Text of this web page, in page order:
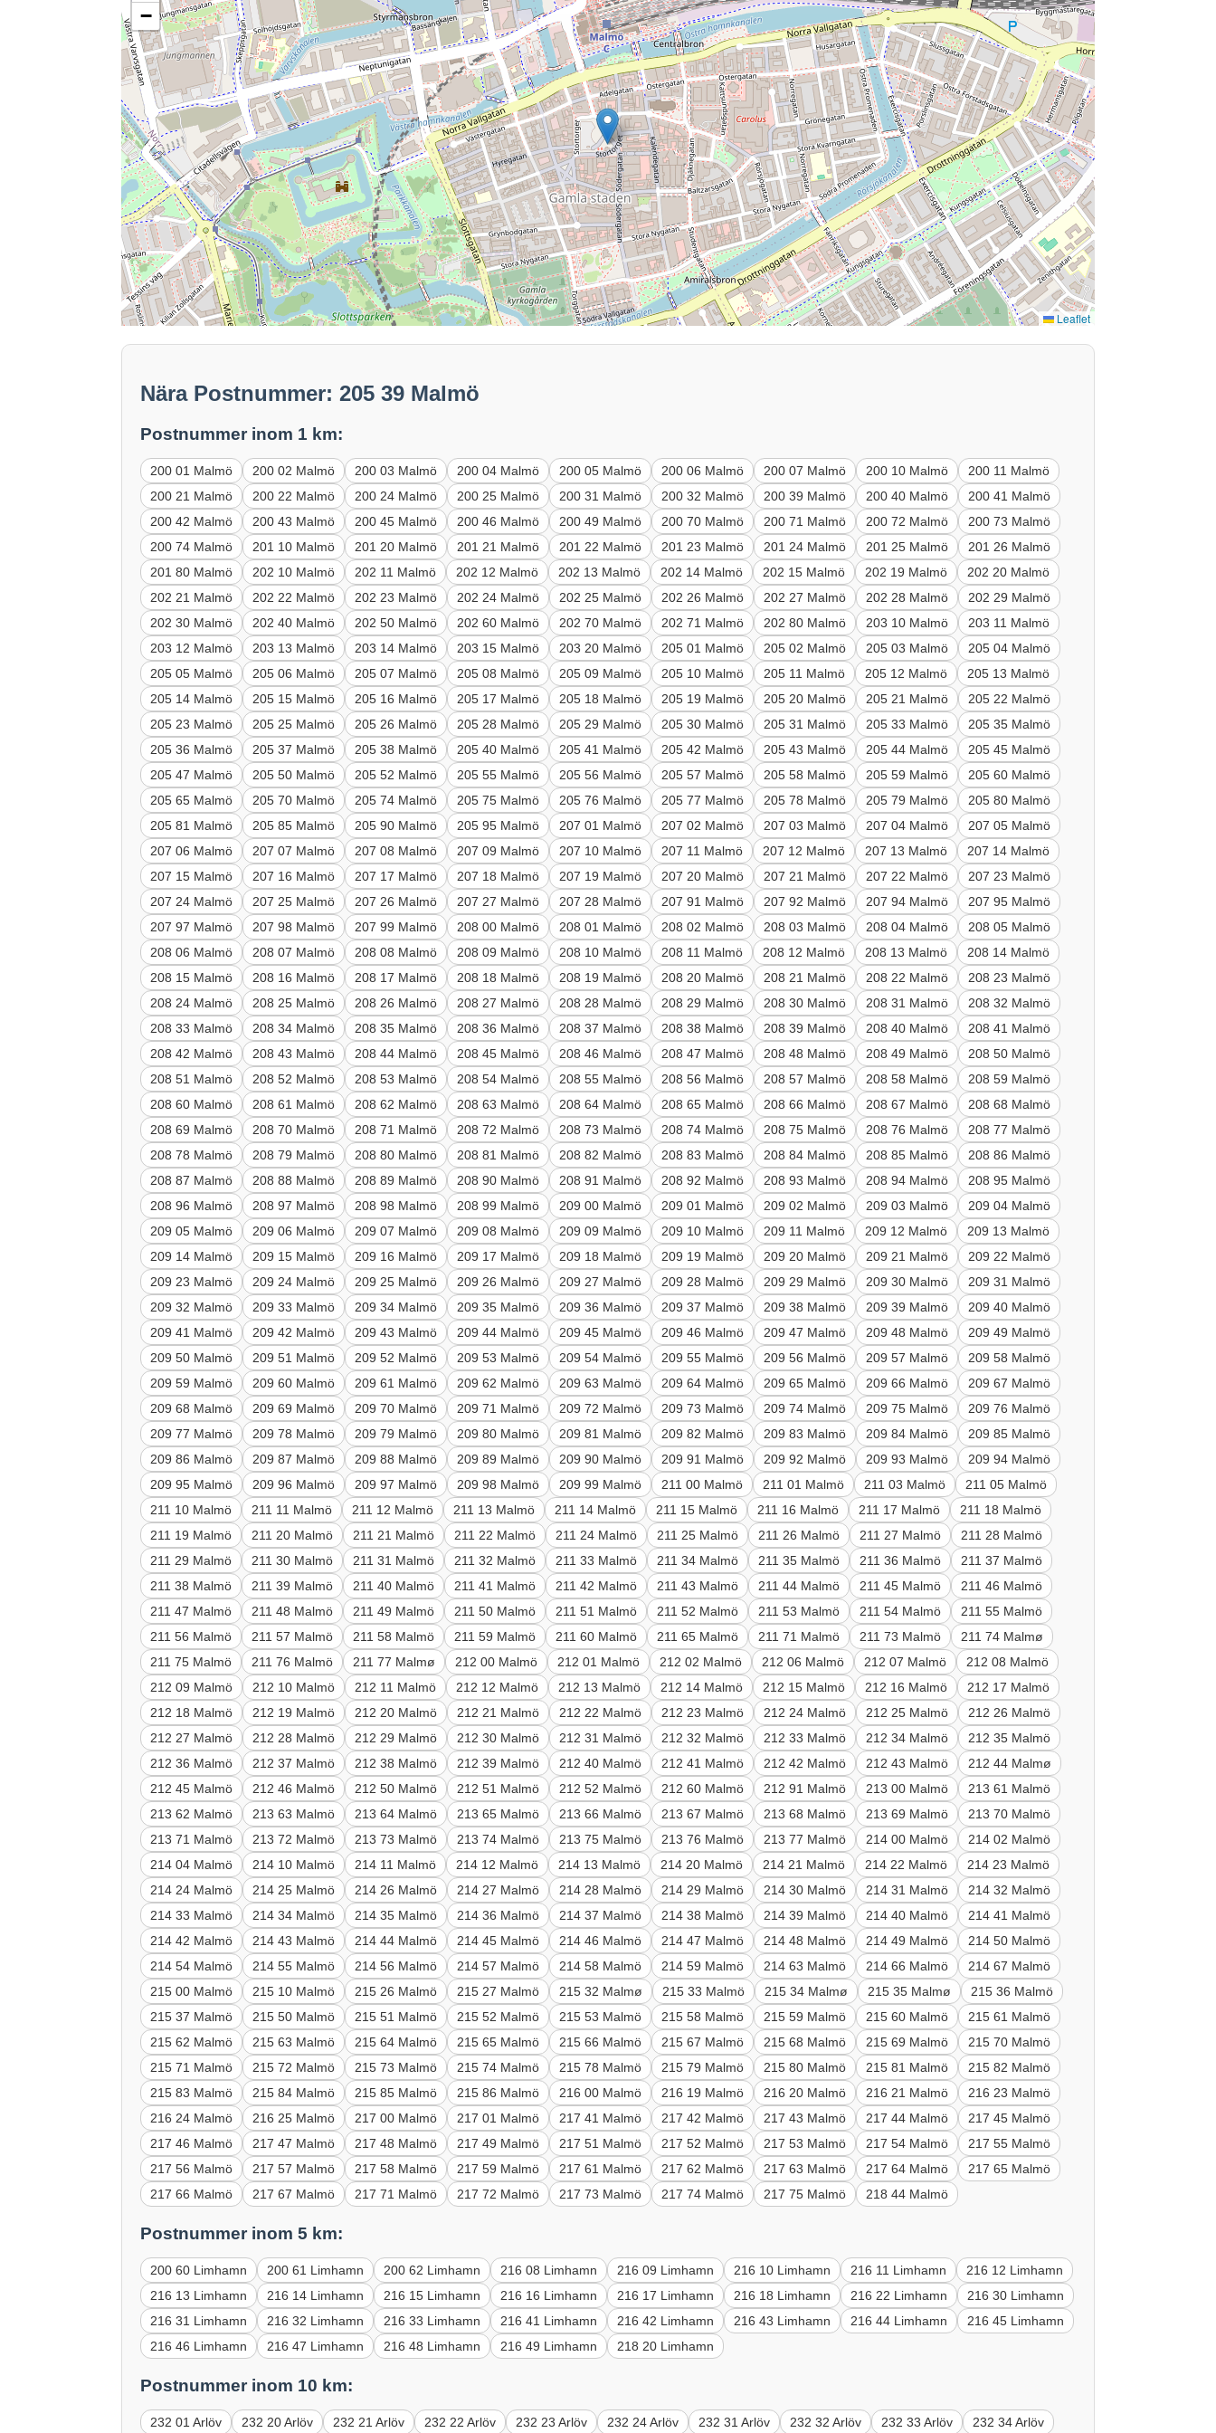
−
Leaflet
Nära Postnummer: 205 39 Malmö
Postnummer inom 1 km:
200 01 Malmö 200 02 Malmö 200 03 Malmö 200 04 Malmö 200 05 Malmö 200 06 Malmö 200 07 Malmö 200 10 Malmö
200 11 Malmö
200 21 Malmö
200 22 Malmö 200 24 Malmö 200 25 Malmö 200 31 Malmö 200 32 Malmö 200 39 Malmö 200 40 Malmö
200 41 Malmö
200 42 Malmö
200 43 Malmö 200 45 Malmö 200 46 Malmö 200 49 Malmö 200 70 Malmö 200 71 Malmö 200 72 Malmö
200 73 Malmö
200 74 Malmö
201 10 Malmö 201 20 Malmö 201 21 Malmö 201 22 Malmö 201 23 Malmö 201 24 Malmö 201 25 Malmö
201 26 Malmö
201 80 Malmö
202 10 Malmö 202 11 Malmö 202 12 Malmö 202 13 Malmö 202 14 Malmö 202 15 Malmö 202 19 Malmö
202 20 Malmö
202 21 Malmö
202 22 Malmö 202 23 Malmö 202 24 Malmö 202 25 Malmö 202 26 Malmö 202 27 Malmö 202 28 Malmö
202 29 Malmö
202 30 Malmö
202 40 Malmö 202 50 Malmö 202 60 Malmö 202 70 Malmö 202 71 Malmö 202 80 Malmö 203 10 Malmö
203 11 Malmö
203 12 Malmö
203 13 Malmö 203 14 Malmö 203 15 Malmö 203 20 Malmö 205 01 Malmö 205 02 Malmö 205 03 Malmö
205 04 Malmö
205 05 Malmö
205 06 Malmö 205 07 Malmö 205 08 Malmö 205 09 Malmö 205 10 Malmö 205 11 Malmö 205 12 Malmö
205 13 Malmö
205 14 Malmö
205 15 Malmö 205 16 Malmö 205 17 Malmö 205 18 Malmö 205 19 Malmö 205 20 Malmö 205 21 Malmö
205 22 Malmö
205 23 Malmö
205 25 Malmö 205 26 Malmö 205 28 Malmö 205 29 Malmö 205 30 Malmö 205 31 Malmö 205 33 Malmö
205 35 Malmö
205 36 Malmö
205 37 Malmö 205 38 Malmö 205 40 Malmö 205 41 Malmö 205 42 Malmö 205 43 Malmö 205 44 Malmö
205 45 Malmö
205 47 Malmö
205 50 Malmö 205 52 Malmö 205 55 Malmö 205 56 Malmö 205 57 Malmö 205 58 Malmö 205 59 Malmö
205 60 Malmö
205 65 Malmö
205 70 Malmö 205 74 Malmö 205 75 Malmö 205 76 Malmö 205 77 Malmö 205 78 Malmö 205 79 Malmö
205 80 Malmö
205 81 Malmö
205 85 Malmö 205 90 Malmö 205 95 Malmö 207 01 Malmö 207 02 Malmö 207 03 Malmö 207 04 Malmö
207 05 Malmö
207 06 Malmö
207 07 Malmö 207 08 Malmö 207 09 Malmö 207 10 Malmö 207 11 Malmö 207 12 Malmö 207 13 Malmö
207 14 Malmö
207 15 Malmö
207 16 Malmö 207 17 Malmö 207 18 Malmö 207 19 Malmö 207 20 Malmö 207 21 Malmö 207 22 Malmö
207 23 Malmö
207 24 Malmö
207 25 Malmö 207 26 Malmö 207 27 Malmö 207 28 Malmö 207 91 Malmö 207 92 Malmö 207 94 Malmö
207 95 Malmö
207 97 Malmö
207 98 Malmö 207 99 Malmö 208 00 Malmö 208 01 Malmö 208 02 Malmö 208 03 Malmö 208 04 Malmö
208 05 Malmö
208 06 Malmö
208 07 Malmö 208 08 Malmö 208 09 Malmö 208 10 Malmö 208 11 Malmö 208 12 Malmö 208 13 Malmö
208 14 Malmö
208 15 Malmö
208 16 Malmö 208 17 Malmö 208 18 Malmö 208 19 Malmö 208 20 Malmö 208 21 Malmö 208 22 Malmö
208 23 Malmö
208 24 Malmö
208 25 Malmö 208 26 Malmö 208 27 Malmö 208 28 Malmö 208 29 Malmö 208 30 Malmö 208 31 Malmö
208 32 Malmö
208 33 Malmö
208 34 Malmö 208 35 Malmö 208 36 Malmö 208 37 Malmö 208 38 Malmö 208 39 Malmö 208 40 Malmö
208 41 Malmö
208 42 Malmö
208 43 Malmö 208 44 Malmö 208 45 Malmö 208 46 Malmö 208 47 Malmö 208 48 Malmö 208 49 Malmö
208 50 Malmö
208 51 Malmö
208 52 Malmö 208 53 Malmö 208 54 Malmö 208 55 Malmö 208 56 Malmö 208 57 Malmö 208 58 Malmö
208 59 Malmö
208 60 Malmö
208 61 Malmö 208 62 Malmö 208 63 Malmö 208 64 Malmö 208 65 Malmö 208 66 Malmö 208 67 Malmö
208 68 Malmö
208 69 Malmö
208 70 Malmö 208 71 Malmö 208 72 Malmö 208 73 Malmö 208 74 Malmö 208 75 Malmö 208 76 Malmö
208 77 Malmö
208 78 Malmö
208 79 Malmö 208 80 Malmö 208 81 Malmö 208 82 Malmö 208 83 Malmö 208 84 Malmö 208 85 Malmö
208 86 Malmö
208 87 Malmö
208 88 Malmö 208 89 Malmö 208 90 Malmö 208 91 Malmö 208 92 Malmö 208 93 Malmö 208 94 Malmö
208 95 Malmö
208 96 Malmö
208 97 Malmö 208 98 Malmö 208 99 Malmö 209 00 Malmö 209 01 Malmö 209 02 Malmö 209 03 Malmö
209 04 Malmö
209 05 Malmö
209 06 Malmö 209 07 Malmö 209 08 Malmö 209 09 Malmö 209 10 Malmö 209 11 Malmö 209 12 Malmö
209 13 Malmö
209 14 Malmö
209 15 Malmö 209 16 Malmö 209 17 Malmö 209 18 Malmö 209 19 Malmö 209 20 Malmö 209 21 Malmö
209 22 Malmö
209 23 Malmö
209 24 Malmö 209 25 Malmö 209 26 Malmö 209 27 Malmö 209 28 Malmö 209 29 Malmö 209 30 Malmö
209 31 Malmö
209 32 Malmö
209 33 Malmö 209 34 Malmö 209 35 Malmö 209 36 Malmö 209 37 Malmö 209 38 Malmö 209 39 Malmö
209 40 Malmö
209 41 Malmö
209 42 Malmö 209 43 Malmö 209 44 Malmö 209 45 Malmö 209 46 Malmö 209 47 Malmö 209 48 Malmö
209 49 Malmö
209 50 Malmö
209 51 Malmö 209 52 Malmö 209 53 Malmö 209 54 Malmö 209 55 Malmö 209 56 Malmö 209 57 Malmö
209 58 Malmö
209 59 Malmö
209 60 Malmö 209 61 Malmö 209 62 Malmö 209 63 Malmö 209 64 Malmö 209 65 Malmö 209 66 Malmö
209 67 Malmö
209 68 Malmö
209 69 Malmö 209 70 Malmö 209 71 Malmö 209 72 Malmö 209 73 Malmö 209 74 Malmö 209 75 Malmö
209 76 Malmö
209 77 Malmö
209 78 Malmö 209 79 Malmö 209 80 Malmö 209 81 Malmö 209 82 Malmö 209 83 Malmö 209 84 Malmö
209 85 Malmö
209 86 Malmö
209 87 Malmö 209 88 Malmö 209 89 Malmö 209 90 Malmö 209 91 Malmö 209 92 Malmö 209 93 Malmö
209 94 Malmö
209 95 Malmö
209 96 Malmö 209 97 Malmö 209 98 Malmö 209 99 Malmö 211 00 Malmö 211 01 Malmö 211 03 Malmö
211 05 Malmö
211 10 Malmö
211 11 Malmö 211 12 Malmö 211 13 Malmö 211 14 Malmö 211 15 Malmö 211 16 Malmö 211 17 Malmö
211 18 Malmö
211 19 Malmö
211 20 Malmö 211 21 Malmö 211 22 Malmö 211 24 Malmö 211 25 Malmö 211 26 Malmö 211 27 Malmö
211 28 Malmö
211 29 Malmö
211 30 Malmö 211 31 Malmö 211 32 Malmö 211 33 Malmö 211 34 Malmö 211 35 Malmö 211 36 Malmö
211 37 Malmö
211 38 Malmö
211 39 Malmö 211 40 Malmö 211 41 Malmö 211 42 Malmö 211 43 Malmö 211 44 Malmö 211 45 Malmö
211 46 Malmö
211 47 Malmö
211 48 Malmö 211 49 Malmö 211 50 Malmö 211 51 Malmö 211 52 Malmö 211 53 Malmö 211 54 Malmö
211 55 Malmö
211 56 Malmö
211 57 Malmö 211 58 Malmö 211 59 Malmö 211 60 Malmö 211 65 Malmö 211 71 Malmö 211 73 Malmö
211 74 Malmø
211 75 Malmö
211 76 Malmö 211 77 Malmø 212 00 Malmö 212 01 Malmö 212 02 Malmö 212 06 Malmö 212 07 Malmö
212 08 Malmö
212 09 Malmö
212 10 Malmö 212 11 Malmö 212 12 Malmö 212 13 Malmö 212 14 Malmö 212 15 Malmö 212 16 Malmö
212 17 Malmö
212 18 Malmö
212 19 Malmö 212 20 Malmö 212 21 Malmö 212 22 Malmö 212 23 Malmö 212 24 Malmö 212 25 Malmö
212 26 Malmö
212 27 Malmö
212 28 Malmö 212 29 Malmö 212 30 Malmö 212 31 Malmö 212 32 Malmö 212 33 Malmö 212 34 Malmö
212 35 Malmö
212 36 Malmö
212 37 Malmö 212 38 Malmö 212 39 Malmö 212 40 Malmö 212 41 Malmö 212 42 Malmö 212 43 Malmö
212 44 Malmø
212 45 Malmö
212 46 Malmö 212 50 Malmö 212 51 Malmö 212 52 Malmö 212 60 Malmö 212 91 Malmö 213 00 Malmö
213 61 Malmö
213 62 Malmö
213 63 Malmö 213 64 Malmö 213 65 Malmö 213 66 Malmö 213 67 Malmö 213 68 Malmö 213 69 Malmö
213 70 Malmö
213 71 Malmö
213 72 Malmö 213 73 Malmö 213 74 Malmö 213 75 Malmö 213 76 Malmö 213 77 Malmö 214 00 Malmö
214 02 Malmö
214 04 Malmö
214 10 Malmö 214 11 Malmö 214 12 Malmö 214 13 Malmö 214 20 Malmö 214 21 Malmö 214 22 Malmö
214 23 Malmö
214 24 Malmö
214 25 Malmö 214 26 Malmö 214 27 Malmö 214 28 Malmö 214 29 Malmö 214 30 Malmö 214 31 Malmö
214 32 Malmö
214 33 Malmö
214 34 Malmö 214 35 Malmö 214 36 Malmö 214 37 Malmö 214 38 Malmö 214 39 Malmö 214 40 Malmö
214 41 Malmö
214 42 Malmö
214 43 Malmö 214 44 Malmö 214 45 Malmö 214 46 Malmö 214 47 Malmö 214 48 Malmö 214 49 Malmö
214 50 Malmö
214 54 Malmö
214 55 Malmö 214 56 Malmö 214 57 Malmö 214 58 Malmö 214 59 Malmö 214 63 Malmö 214 66 Malmö
214 67 Malmö
215 00 Malmö
215 10 Malmö 215 26 Malmö 215 27 Malmö 215 32 Malmø 215 33 Malmö 215 34 Malmø 215 35 Malmø
215 36 Malmö
215 37 Malmö
215 50 Malmö 215 51 Malmö 215 52 Malmö 215 53 Malmö 215 58 Malmö 215 59 Malmö 215 60 Malmö
215 61 Malmö
215 62 Malmö
215 63 Malmö 215 64 Malmö 215 65 Malmö 215 66 Malmö 215 67 Malmö 215 68 Malmö 215 69 Malmö
215 70 Malmö
215 71 Malmö
215 72 Malmö 215 73 Malmö 215 74 Malmö 215 78 Malmö 215 79 Malmö 215 80 Malmö 215 81 Malmö
215 82 Malmö
215 83 Malmö
215 84 Malmö 215 85 Malmö 215 86 Malmö 216 00 Malmö 216 19 Malmö 216 20 Malmö 216 21 Malmö
216 23 Malmö
216 24 Malmö
216 25 Malmö 217 00 Malmö 217 01 Malmö 217 41 Malmö 217 42 Malmö 217 43 Malmö 217 44 Malmö
217 45 Malmö
217 46 Malmö
217 47 Malmö 217 48 Malmö 217 49 Malmö 217 51 Malmö 217 52 Malmö 217 53 Malmö 217 54 Malmö
217 55 Malmö
217 56 Malmö
217 57 Malmö 217 58 Malmö 217 59 Malmö 217 61 Malmö 217 62 Malmö 217 63 Malmö 217 64 Malmö
217 65 Malmö
217 66 Malmö
217 67 Malmö 217 71 Malmö 217 72 Malmö 217 73 Malmö 217 74 Malmö 217 75 Malmö 218 44 Malmö
Postnummer inom 5 km:
200 60 Limhamn 200 61 Limhamn 200 62 Limhamn 216 08 Limhamn 216 09 Limhamn 216 10 Limhamn 216 11 Limhamn
216 12 Limhamn
216 13 Limhamn
216 14 Limhamn 216 15 Limhamn 216 16 Limhamn 216 17 Limhamn 216 18 Limhamn 216 22 Limhamn
216 30 Limhamn
216 31 Limhamn
216 32 Limhamn 216 33 Limhamn 216 41 Limhamn 216 42 Limhamn 216 43 Limhamn 216 44 Limhamn
216 45 Limhamn
216 46 Limhamn
216 47 Limhamn 216 48 Limhamn 216 49 Limhamn 218 20 Limhamn
Postnummer inom 10 km:
232 01 Arlöv 232 20 Arlöv 232 21 Arlöv 232 22 Arlöv 232 23 Arlöv 232 24 Arlöv 232 31 Arlöv 232 32 Arlöv 232 33 Arlöv 232 34 Arlöv